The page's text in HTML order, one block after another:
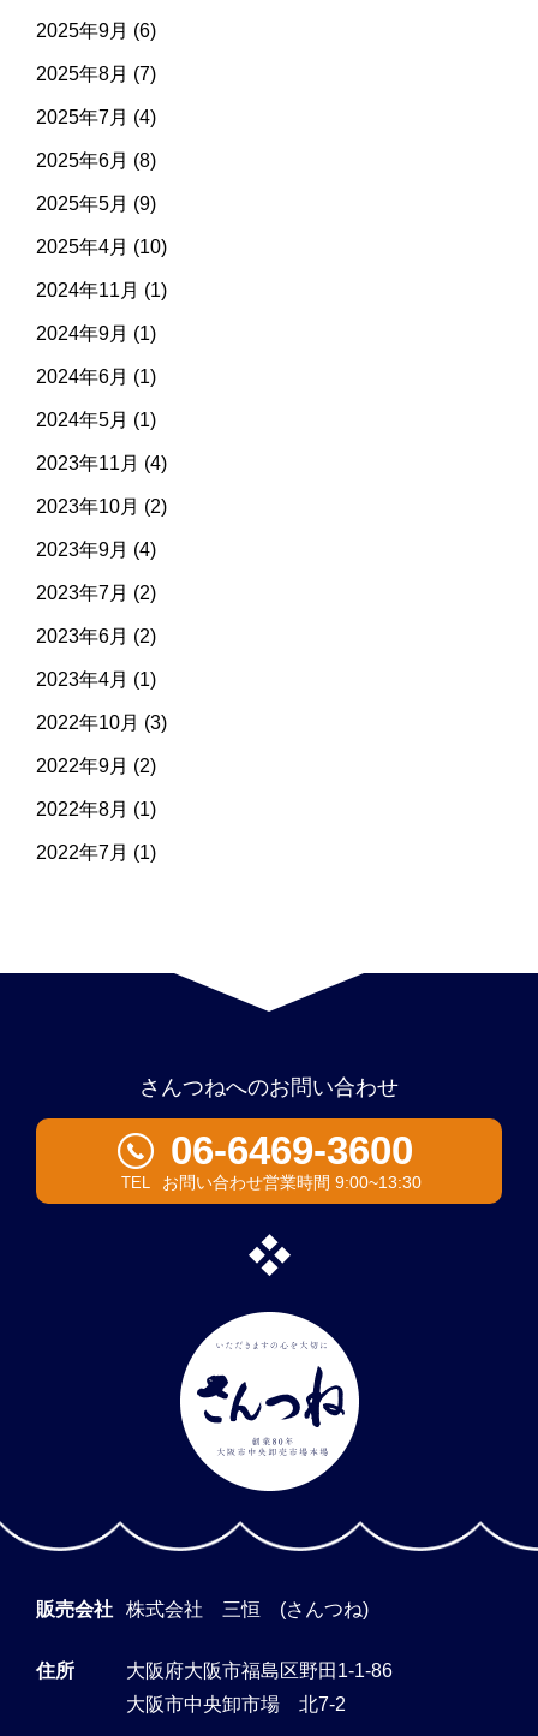
2025年9月 (6)
2025年8月 (7)
2025年7月 (4)
2025年6月 (8)
2025年5月 (9)
2025年4月 (10)
2024年11月 (1)
2024年9月 (1)
2024年6月 (1)
2024年5月 (1)
2023年11月 (4)
2023年10月 (2)
2023年9月 (4)
2023年7月 (2)
2023年6月 (2)
2023年4月 (1)
2022年10月 (3)
2022年9月 (2)
2022年8月 (1)
2022年7月 (1)
さんつねへのお問い合わせ
TEL
06-6469-3600
お問い合わせ営業時間 9:00~13:30
販売会社 株式会社 三恒 (さんつね)
住所
大阪府大阪市福島区野田1-1-86
大阪市中央卸市場 北7-2